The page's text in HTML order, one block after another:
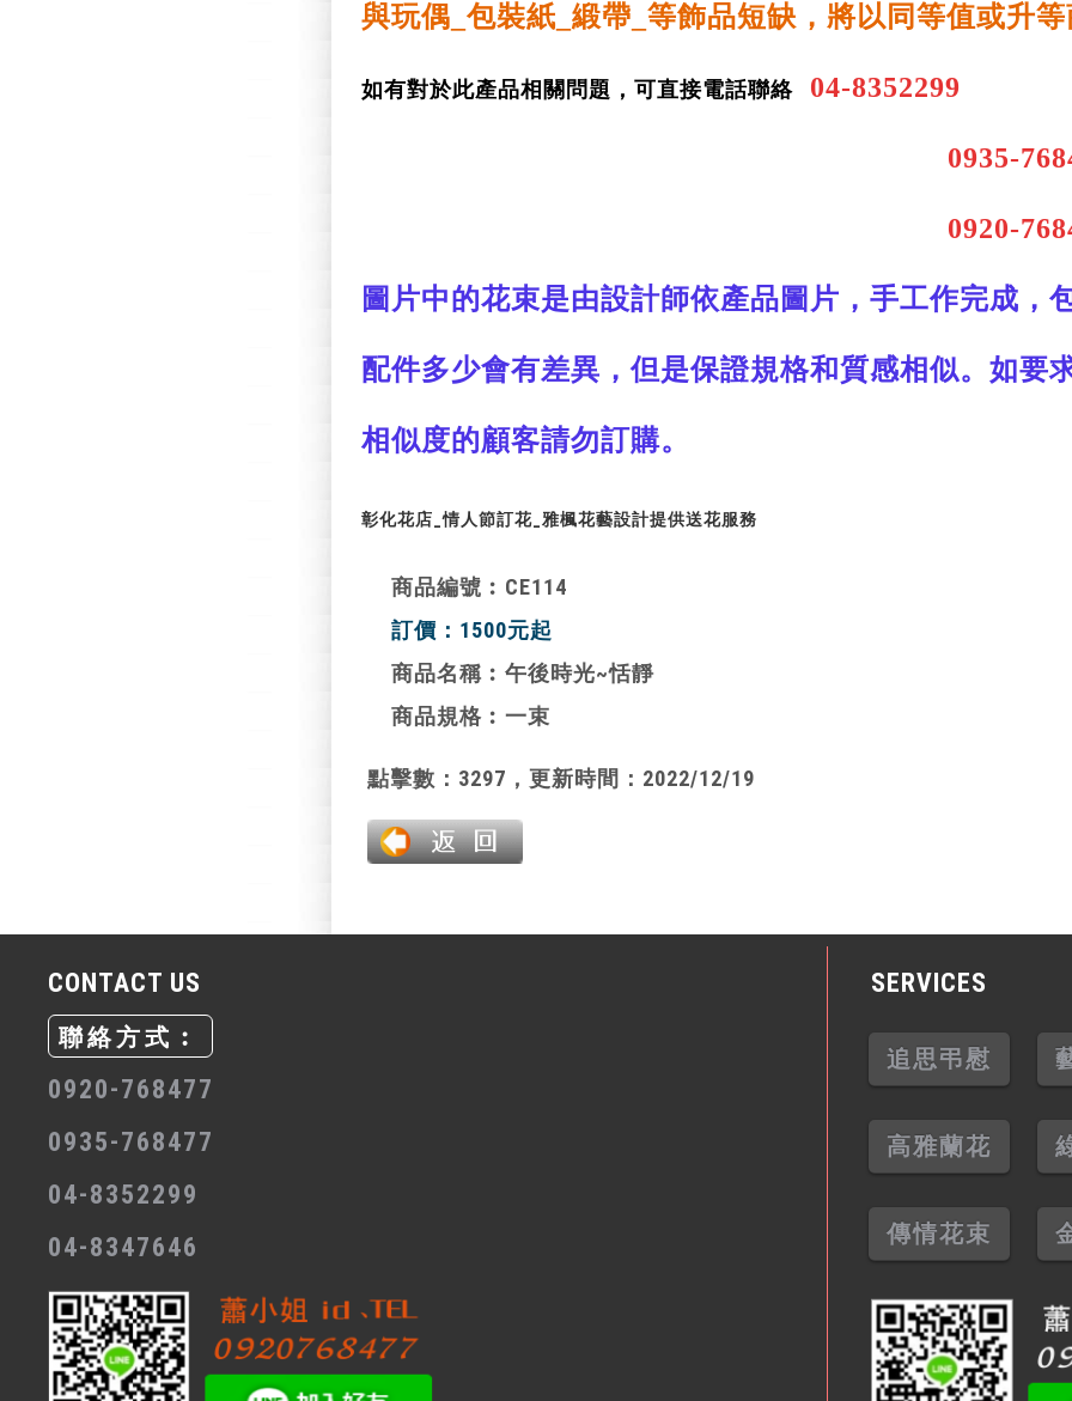
與玩偶_包裝紙_緞帶_等飾品短缺，將以同等值或升
如有對於此產品相關問題，可直接電話聯絡 04-8352299
0935-
0920-
圖片中的花束是由設計師依產品圖片，手工作完成，
配件多少會有差異，但是保證規格和質感相似。如要
相似度的顧客請勿訂購。
彰化花店_情人節訂花_雅楓花藝設計提供送花服務
商品編號︰CE114​
訂價：1500元起
商品名稱︰ 午後時光~恬靜
商品規格︰一束
點擊數：3297，更新時間：2022/12/19
CONTACT US
聯絡方式︰
0920-768477
0935-768477
04-8352299
04-8347646
SERVICES
追思弔慰
高雅蘭花
傳情花束